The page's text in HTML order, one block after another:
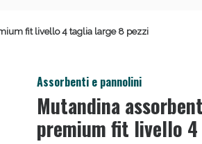
fit livello 4 taglia large 8 pezzi
Assorbenti e pannolini
Mutandina
premium fit livello
e Fanghi: Sconto